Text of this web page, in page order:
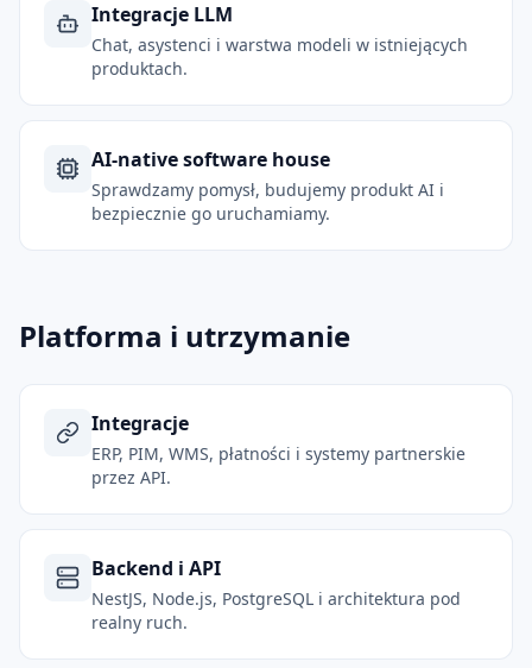
Integracje LLM
Chat, asystenci i warstwa modeli w istniejących
produktach.
AI-native software house
Sprawdzamy pomysł, budujemy produkt AI i
bezpiecznie go uruchamiamy.
Platforma i utrzymanie
Integracje
ERP, PIM, WMS, płatności i systemy partnerskie
przez API.
Backend i API
NestJS, Node.js, PostgreSQL i architektura pod
realny ruch.